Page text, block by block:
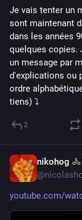
Je vais tenter un
sont maintenant
dans les années
quelques copies.
un message par
d'explications ou
ordre
tiens) ⤵️
2
nikohog
youtube.com/